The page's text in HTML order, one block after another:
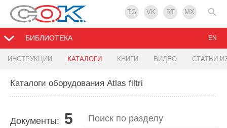
TG VK RT MX
БИБЛИОТЕКА
ИНСТРУКЦИИ КАТАЛОГИ КНИГИ ВИДЕО СТАТЬИ
EN
Каталоги оборудования Atlas filtri
Документы: 5